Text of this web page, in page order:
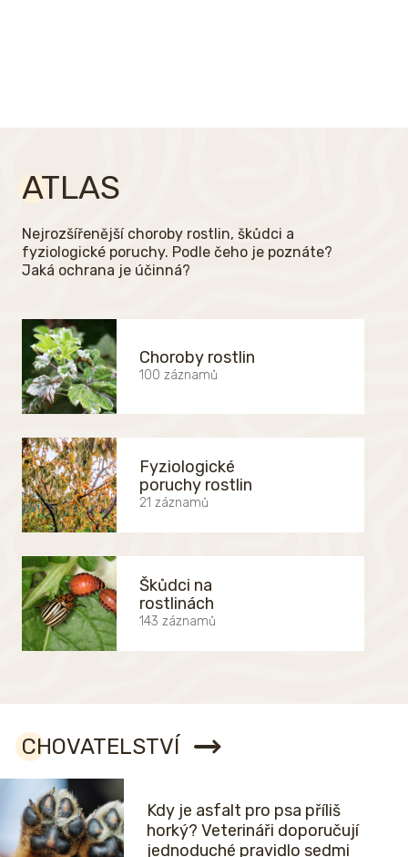
ATLAS
Nejrozšířenější choroby rostlin, škůdci a
fyziologické poruchy. Podle čeho je poznáte?
Jaká ochrana je účinná?
Choroby rostlin
100 záznamů
Fyziologické
poruchy rostlin
21 záznamů
Škůdci na
rostlinách
143 záznamů
CHOVATELSTVÍ
Kdy je asfalt pro psa příliš
horký? Veterináři doporučují
jednoduché pravidlo sedmi